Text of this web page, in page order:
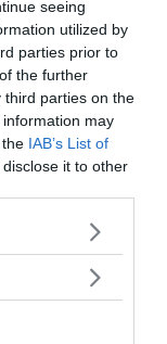
seeing
utilized by
parties prior to
the further
third parties on the
information may
IAB’s List of
it to other
or more Google
You may click to
in below Google
och Ungern,
EU:s attacker
att Sverige
inom
av samma